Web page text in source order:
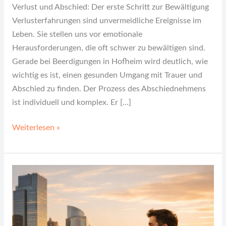
Verlust und Abschied: Der erste Schritt zur Bewältigung
Verlusterfahrungen sind unvermeidliche Ereignisse im
Leben. Sie stellen uns vor emotionale
Herausforderungen, die oft schwer zu bewältigen sind.
Gerade bei Beerdigungen in Hofheim wird deutlich, wie
wichtig es ist, einen gesunden Umgang mit Trauer und
Abschied zu finden. Der Prozess des Abschiednehmens
ist individuell und komplex. Er […]
Weiterlesen »
Lifestyle
und
Karriere: